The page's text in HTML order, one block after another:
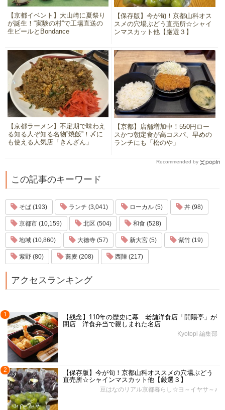
【京都イベント】大山崎に夏祭り
が誕生！“実験の村”で工場直送の
生ビールとBondance
【保存版】今が旬！京都山科オス
スメの穴場ぶどう直売所☆シャイ
ンマスカット他【厳選３】
【京都ラーメン】不定期で味わえ
る知る人ぞ知る名物”焼飯”！〆に
も使える人気店「きんざん」
【京都】店舗増加中！550円ロー
スかつ朝定食が高コスパ、早めの
ランチにも「松のや」
Recommended by
この記事のキーワード
そば (193) ランチ (3,041) ローカル (5) 丼 (98)
京都市 (10,159) 北区 (504) 和食 (528)
地域 (10,860) 大徳寺 (57) 新大宮 (5) 紫竹 (19)
紫野 (80) 蕎麦 (208) 西陣 (217)
アクセスランキング
1
【残念】110年の歴史に幕 老舗洋食店「開陽亭」が
閉店 洋食弁当で親しまれた名店
Kyotopi 編集部
2
【保存版】今が旬！京都山科オススメの穴場ぶどう
直売所☆シャインマスカット他【厳選３】
豆はなのリアル京都暮らし☆ヨ～イヤサ～♪